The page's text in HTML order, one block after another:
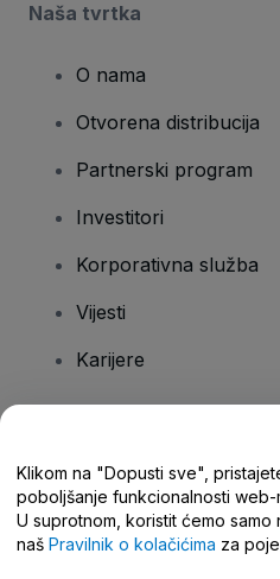
Naša tvrtka
O nama
Otvorena distribucija
Partnerski program
Investitori
Korporativna služba
Vijesti
Karijere
Centar za pomoć/
Klikom na "Dopusti sve",
poboljšanje funkcionalnosti
U suprotnom, koristit ćemo
naš Pravilnik o kolačićima za